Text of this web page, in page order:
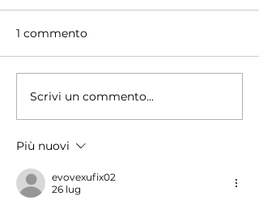
1 commento
Scrivi un commento...
Più nuovi
evovexufix02
26 lug